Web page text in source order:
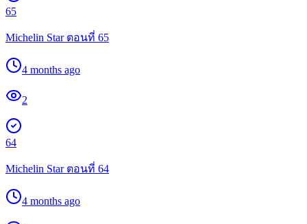
65
Michelin Star ตอนที่ 65
4 months ago
2
64
Michelin Star ตอนที่ 64
4 months ago